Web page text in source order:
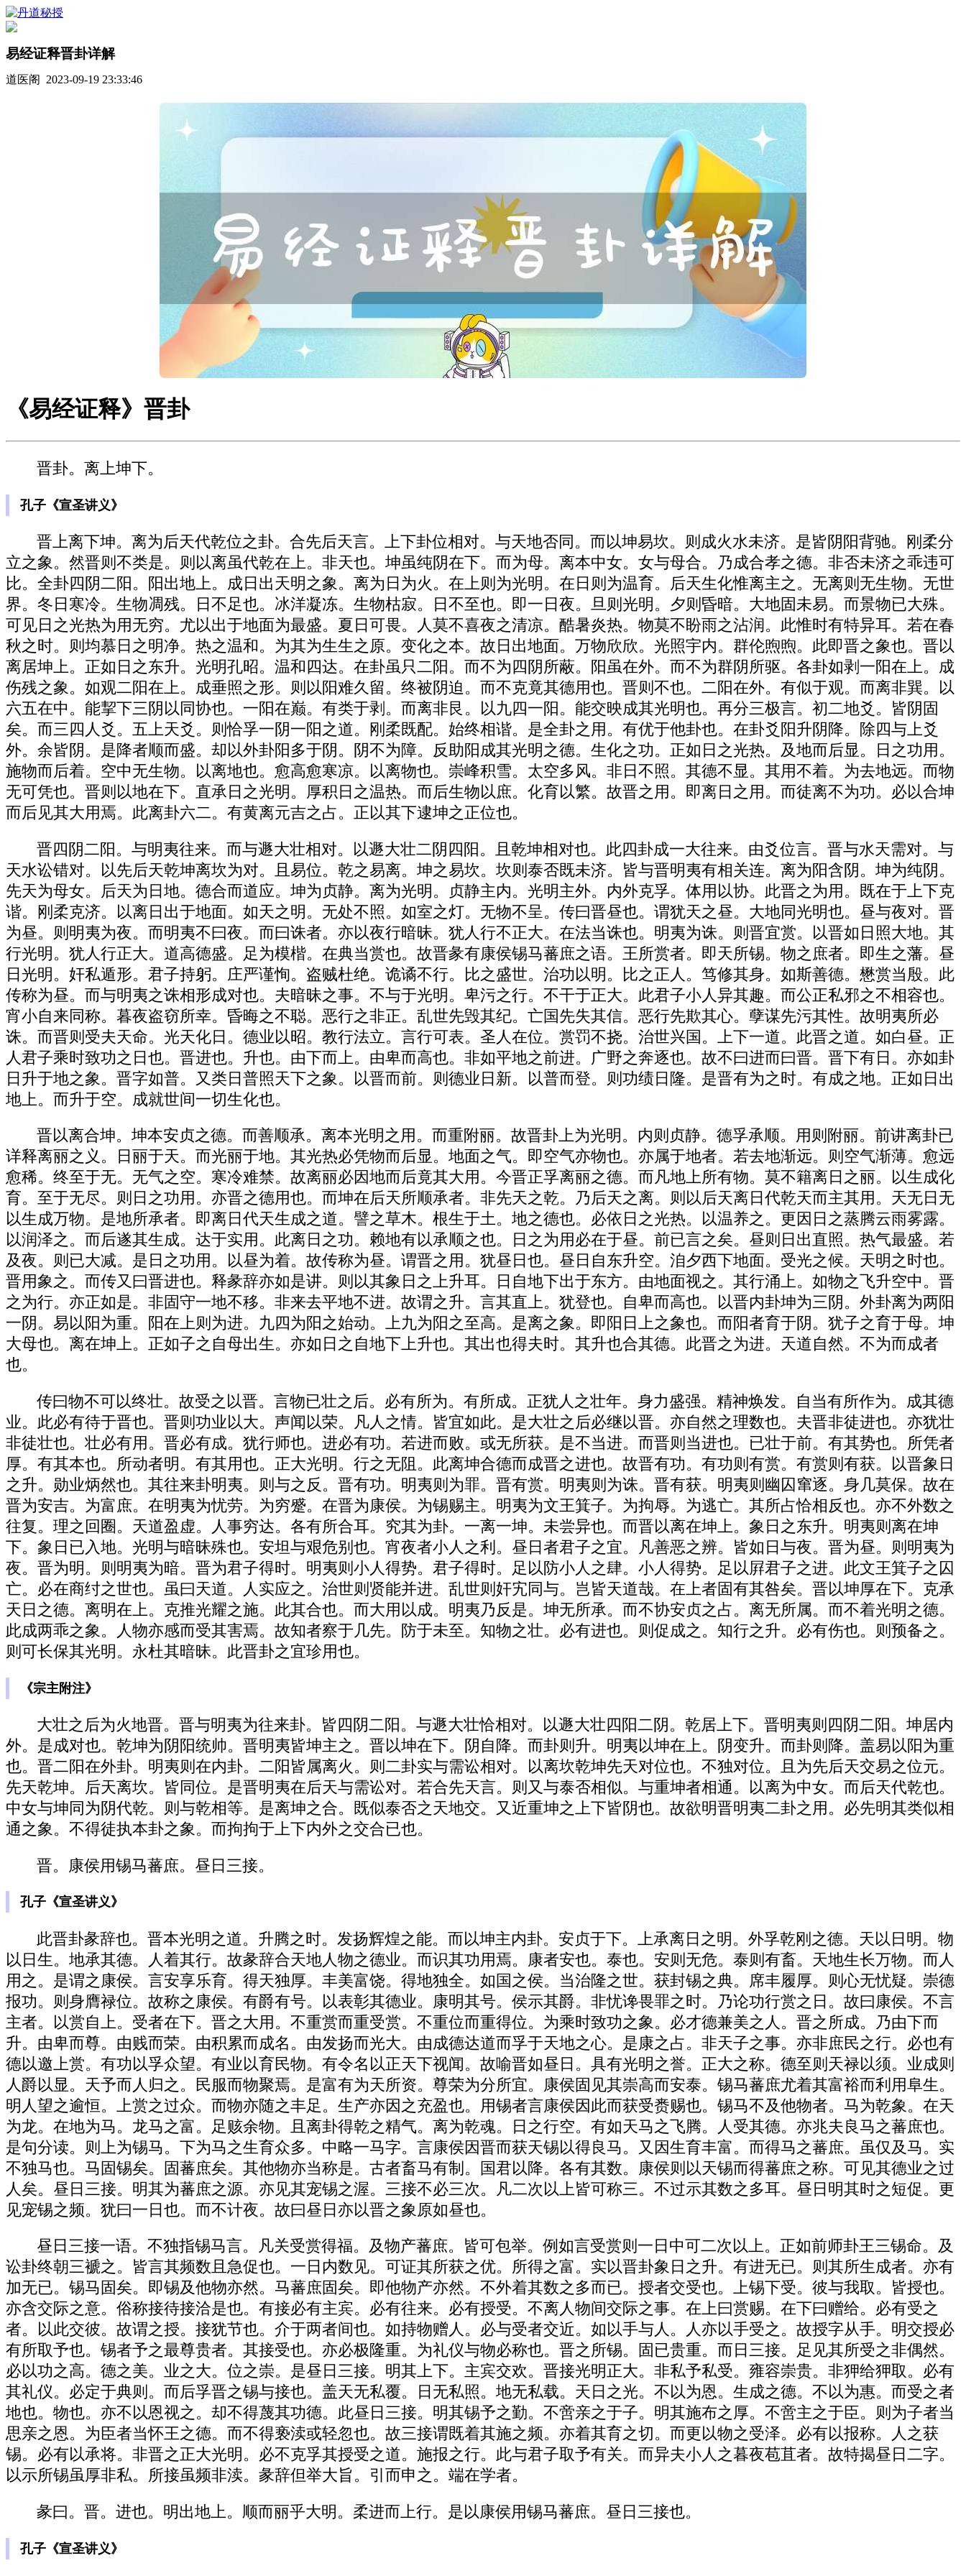
易经证释晋卦详解
道医阁 2023-09-19 23:33:46
《易经证释》晋卦
晋卦。离上坤下。
孔子《宣圣讲义》
晋上离下坤。离为后天代乾位之卦。合先后天言。上下卦位相对。与天地否同。而以坤易坎。则成火水未济。是皆阴阳背驰。刚柔分
立之象。然晋则不类是。则以离虽代乾在上。非天也。坤虽纯阴在下。而为母。离本中女。女与母合。乃成合孝之德。非否未济之乖违可
比。全卦四阴二阳。阳出地上。成日出天明之象。离为日为火。在上则为光明。在日则为温育。后天生化惟离主之。无离则无生物。无世
界。冬日寒冷。生物凋残。日不足也。冰洋凝冻。生物枯寂。日不至也。即一日夜。旦则光明。夕则昏暗。大地固未易。而景物已大殊。
可见日之光热为用无穷。尤以出于地面为最盛。夏日可畏。人莫不喜夜之清凉。酷暑炎热。物莫不盼雨之沾润。此惟时有特异耳。若在春
秋之时。则均慕日之明净。热之温和。为其为生生之原。变化之本。故日出地面。万物欣欣。光照宇内。群伦煦煦。此即晋之象也。晋以
离居坤上。正如日之东升。光明孔昭。温和四达。在卦虽只二阳。而不为四阴所蔽。阳虽在外。而不为群阴所驱。各卦如剥一阳在上。成
伤残之象。如观二阳在上。成垂照之形。则以阳难久留。终被阴迫。而不克竟其德用也。晋则不也。二阳在外。有似于观。而离非巽。以
六五在中。能挈下三阴以同协也。一阳在巅。有类于剥。而离非艮。以九四一阳。能交映成其光明也。再分三极言。初二地爻。皆阴固
矣。而三四人爻。五上天爻。则恰孚一阴一阳之道。刚柔既配。始终相谐。是全卦之用。有优于他卦也。在卦爻阳升阴降。除四与上爻
外。余皆阴。是降者顺而盛。却以外卦阳多于阴。阴不为障。反助阳成其光明之德。生化之功。正如日之光热。及地而后显。日之功用。
施物而后着。空中无生物。以离地也。愈高愈寒凉。以离物也。崇峰积雪。太空多风。非日不照。其德不显。其用不着。为去地远。而物
无可凭也。晋则以地在下。直承日之光明。厚积日之温热。而后生物以庶。化育以繁。故晋之用。即离日之用。而徒离不为功。必以合坤
而后见其大用焉。此离卦六二。有黄离元吉之占。正以其下逮坤之正位也。
晋四阴二阳。与明夷往来。而与遯大壮相对。以遯大壮二阴四阳。且乾坤相对也。此四卦成一大往来。由爻位言。晋与水天需对。与
天水讼错对。以先后天乾坤离坎为对。且易位。乾之易离。坤之易坎。坎则泰否既未济。皆与晋明夷有相关连。离为阳含阴。坤为纯阴。
先天为母女。后天为日地。德合而道应。坤为贞静。离为光明。贞静主内。光明主外。内外克孚。体用以协。此晋之为用。既在于上下克
谐。刚柔克济。以离日出于地面。如天之明。无处不照。如室之灯。无物不呈。传曰晋昼也。谓犹天之昼。大地同光明也。昼与夜对。晋
为昼。则明夷为夜。而明夷不曰夜。而曰诛者。亦以夜行暗昧。犹人行不正大。在法当诛也。明夷为诛。则晋宜赏。以晋如日照大地。其
行光明。犹人行正大。道高德盛。足为模楷。在典当赏也。故晋彖有康侯锡马蕃庶之语。王所赏者。即天所锡。物之庶者。即生之藩。昼
日光明。奸私遁形。君子持躬。庄严谨恂。盗贼杜绝。诡谲不行。比之盛世。治功以明。比之正人。笃修其身。如斯善德。懋赏当殷。此
传称为昼。而与明夷之诛相形成对也。夫暗昧之事。不与于光明。卑污之行。不干于正大。此君子小人异其趣。而公正私邪之不相容也。
宵小自来同称。暮夜盗窃所幸。昏晦之不聪。恶行之非正。乱世先毁其纪。亡国先失其信。恶行先欺其心。孽谋先污其性。故明夷所必
诛。而晋则受夫天命。光天化日。德业以昭。教行法立。言行可表。圣人在位。赏罚不挠。治世兴国。上下一道。此晋之道。如白昼。正
人君子乘时致功之日也。晋进也。升也。由下而上。由卑而高也。非如平地之前进。广野之奔逐也。故不曰进而曰晋。晋下有日。亦如卦
日升于地之象。晋字如普。又类日普照天下之象。以晋而前。则德业日新。以普而登。则功绩日隆。是晋有为之时。有成之地。正如日出
地上。而升于空。成就世间一切生化也。
晋以离合坤。坤本安贞之德。而善顺承。离本光明之用。而重附丽。故晋卦上为光明。内则贞静。德孚承顺。用则附丽。前讲离卦已
详释离丽之义。日丽于天。而光丽于地。其光热必凭物而后显。地面之气。即空气亦物也。亦属于地者。若去地渐远。则空气渐薄。愈远
愈稀。终至于无。无气之空。寒冷难禁。故离丽必因地而后竟其大用。今晋正孚离丽之德。而凡地上所有物。莫不籍离日之丽。以生成化
育。至于无尽。则日之功用。亦晋之德用也。而坤在后天所顺承者。非先天之乾。乃后天之离。则以后天离日代乾天而主其用。天无日无
以生成万物。是地所承者。即离日代天生成之道。譬之草木。根生于土。地之德也。必依日之光热。以温养之。更因日之蒸腾云雨雾露。
以润泽之。而后遂其生成。达于实用。此离日之功。赖地有以承顺之也。日之为用必在于昼。前已言之矣。昼则日出直照。热气最盛。若
及夜。则已大减。是日之功用。以昼为着。故传称为昼。谓晋之用。犹昼日也。昼日自东升空。洎夕西下地面。受光之候。天明之时也。
晋用象之。而传又曰晋进也。释彖辞亦如是讲。则以其象日之上升耳。日自地下出于东方。由地面视之。其行涌上。如物之飞升空中。晋
之为行。亦正如是。非固守一地不移。非来去平地不进。故谓之升。言其直上。犹登也。自卑而高也。以晋内卦坤为三阴。外卦离为两阳
一阴。易以阳为重。阳在上则为进。九四为阳之始动。上九为阳之至高。是离之象。即阳日上之象也。而阳者育于阴。犹子之育于母。坤
大母也。离在坤上。正如子之自母出生。亦如日之自地下上升也。其出也得夫时。其升也合其德。此晋之为进。天道自然。不为而成者
也。
传曰物不可以终壮。故受之以晋。言物已壮之后。必有所为。有所成。正犹人之壮年。身力盛强。精神焕发。自当有所作为。成其德
业。此必有待于晋也。晋则功业以大。声闻以荣。凡人之情。皆宜如此。是大壮之后必继以晋。亦自然之理数也。夫晋非徒进也。亦犹壮
非徒壮也。壮必有用。晋必有成。犹行师也。进必有功。若进而败。或无所获。是不当进。而晋则当进也。已壮于前。有其势也。所凭者
厚。有其本也。所动者明。有其用也。正大光明。行之无阻。此离坤合德而成晋之进也。故晋有功。有功则有赏。有赏则有获。以晋象日
之升。勋业炳然也。其往来卦明夷。则与之反。晋有功。明夷则为罪。晋有赏。明夷则为诛。晋有获。明夷则幽囚窜逐。身几莫保。故在
晋为安吉。为富庶。在明夷为忧劳。为穷蹙。在晋为康侯。为锡赐主。明夷为文王箕子。为拘辱。为逃亡。其所占恰相反也。亦不外数之
往复。理之回圈。天道盈虚。人事穷达。各有所合耳。究其为卦。一离一坤。未尝异也。而晋以离在坤上。象日之东升。明夷则离在坤
下。象日已入地。光明与暗昧殊也。安坦与艰危别也。宵夜者小人之利。昼日者君子之宜。凡善恶之辨。皆如日与夜。晋为昼。则明夷为
夜。晋为明。则明夷为暗。晋为君子得时。明夷则小人得势。君子得时。足以防小人之肆。小人得势。足以屛君子之进。此文王箕子之囚
亡。必在商纣之世也。虽曰天道。人实应之。治世则贤能并进。乱世则奸宄同与。岂皆天道哉。在上者固有其咎矣。晋以坤厚在下。克承
天日之德。离明在上。克推光耀之施。此其合也。而大用以成。明夷乃反是。坤无所承。而不协安贞之占。离无所属。而不着光明之德。
此成两乖之象。人物亦感而受其害焉。故知者察于几先。防于未至。知物之壮。必有进也。则促成之。知行之升。必有伤也。则预备之。
则可长保其光明。永杜其暗昧。此晋卦之宜珍用也。
《宗主附注》
大壮之后为火地晋。晋与明夷为往来卦。皆四阴二阳。与遯大壮恰相对。以遯大壮四阳二阴。乾居上下。晋明夷则四阴二阳。坤居内
外。是成对也。乾坤为阴阳统帅。晋明夷皆坤主之。晋以坤在下。阴自降。而卦则升。明夷以坤在上。阴变升。而卦则降。盖易以阳为重
也。晋二阳在外卦。明夷则在内卦。二阳皆属离火。则二卦实与需讼相对。以离坎乾坤先天对位也。不独对位。且为先后天交易之位元。
先天乾坤。后天离坎。皆同位。是晋明夷在后天与需讼对。若合先天言。则又与泰否相似。与重坤者相通。以离为中女。而后天代乾也。
中女与坤同为阴代乾。则与乾相等。是离坤之合。既似泰否之天地交。又近重坤之上下皆阴也。故欲明晋明夷二卦之用。必先明其类似相
通之象。不得徒执本卦之象。而拘拘于上下内外之交合已也。
晋。康侯用锡马蕃庶。昼日三接。
孔子《宣圣讲义》
此晋卦彖辞也。晋本光明之道。升腾之时。发扬辉煌之能。而以坤主内卦。安贞于下。上承离日之明。外孚乾刚之德。天以日明。物
以日生。地承其德。人着其行。故彖辞合天地人物之德业。而识其功用焉。康者安也。泰也。安则无危。泰则有畜。天地生长万物。而人
用之。是谓之康侯。言安享乐育。得天独厚。丰美富饶。得地独全。如国之侯。当治隆之世。获封锡之典。席丰履厚。则心无忧疑。崇德
报功。则身膺禄位。故称之康侯。有爵有号。以表彰其德业。康明其号。侯示其爵。非忧谗畏罪之时。乃论功行赏之日。故曰康侯。不言
主者。以赏自上。受者在下。晋之大用。不重赏而重受赏。不重位而重得位。为乘时致功之象。必才德兼美之人。晋之所成。乃由下而
升。由卑而尊。由贱而荣。由积累而成名。由发扬而光大。由成德达道而孚于天地之心。是康之占。非天子之事。亦非庶民之行。必也有
德以邀上赏。有功以孚众望。有业以育民物。有令名以正天下视闻。故喻晋如昼日。具有光明之誉。正大之称。德至则天禄以须。业成则
人爵以显。天予而人归之。民服而物聚焉。是富有为天所资。尊荣为分所宜。康侯固见其崇高而安泰。锡马蕃庶尤着其富裕而利用阜生。
明人望之逾恒。上赏之过众。而物亦随之丰足。生产亦因之充盈也。用锡者言康侯因此而获受赉赐也。锡马不及他物者。马为乾象。在天
为龙。在地为马。龙马之富。足赅余物。且离卦得乾之精气。离为乾魂。日之行空。有如天马之飞腾。人受其德。亦兆夫良马之蕃庶也。
是句分读。则上为锡马。下为马之生育众多。中略一马字。言康侯因晋而获天锡以得良马。又因生育丰富。而得马之蕃庶。虽仅及马。实
不独马也。马固锡矣。固蕃庶矣。其他物亦当称是。古者畜马有制。国君以降。各有其数。康侯则以天锡而得蕃庶之称。可见其德业之过
人矣。昼日三接。明其为蕃庶之源。亦见其宠锡之渥。三接不必三次。凡二次以上皆可称三。不过示其数之多耳。昼日明其时之短促。更
见宠锡之频。犹曰一日也。而不计夜。故曰昼日亦以晋之象原如昼也。
昼日三接一语。不独指锡马言。凡关受赏得福。及物产蕃庶。皆可包举。例如言受赏则一日中可二次以上。正如前师卦王三锡命。及
讼卦终朝三褫之。皆言其频数且急促也。一日内数见。可证其所获之优。所得之富。实以晋卦象日之升。有进无已。则其所生成者。亦有
加无已。锡马固矣。即锡及他物亦然。马蕃庶固矣。即他物产亦然。不外着其数之多而已。授者交受也。上锡下受。彼与我取。皆授也。
亦含交际之意。俗称接待接洽是也。有接必有主宾。必有往来。必有授受。不离人物间交际之事。在上曰赏赐。在下曰赠给。必有受之
者。以此交彼。故谓之授。接犹节也。介于两者间也。如持物赠人。必与受者交近。如以手与人。人亦以手受之。故授字从手。明交授必
有所取予也。锡者予之最尊贵者。其接受也。亦必极隆重。为礼仪与物必称也。晋之所锡。固已贵重。而日三接。足见其所受之非偶然。
必以功之高。德之美。业之大。位之崇。是昼日三接。明其上下。主宾交欢。晋接光明正大。非私予私受。雍容崇贵。非狎给狎取。必有
其礼仪。必定于典则。而后孚晋之锡与接也。盖天无私覆。日无私照。地无私载。天日之光。不以为恩。生成之德。不以为惠。而受之者
地也。物也。亦不以恩视之。却不得蔑其功德。此昼日三接。明其锡予之勤。不啻亲之于子。明其施布之厚。不啻主之于臣。则为子者当
思亲之恩。为臣者当怀王之德。而不得亵渎或轻忽也。故三接谓既着其施之频。亦着其育之切。而更以物之受泽。必有以报称。人之获
锡。必有以承将。非晋之正大光明。必不克孚其授受之道。施报之行。此与君子取予有关。而异夫小人之暮夜苞苴者。故特揭昼日二字。
以示所锡虽厚非私。所接虽频非渎。彖辞但举大旨。引而申之。端在学者。
彖曰。晋。进也。明出地上。顺而丽乎大明。柔进而上行。是以康侯用锡马蕃庶。昼日三接也。
孔子《宣圣讲义》